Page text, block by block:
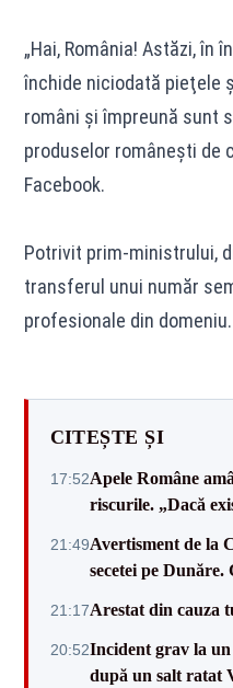
„Hai, România! Astăzi, în
închide niciodată pieţele
români şi împreună sunt
produselor româneşti de
Facebook.
Potrivit prim-ministrului,
transferul unui număr
profesionale din domeniu.
CITEȘTE ȘI
17:52Apele Române
riscurile. „Dacă
21:49Avertisment de la
secetei pe
21:17Arestat din cauza
20:52Incident grav la
după un salt ratat